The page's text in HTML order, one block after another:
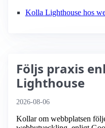
Kolla Lighthouse hos
Följs praxis
Lighthouse
2026-08-06
Kollar om webbplatsen